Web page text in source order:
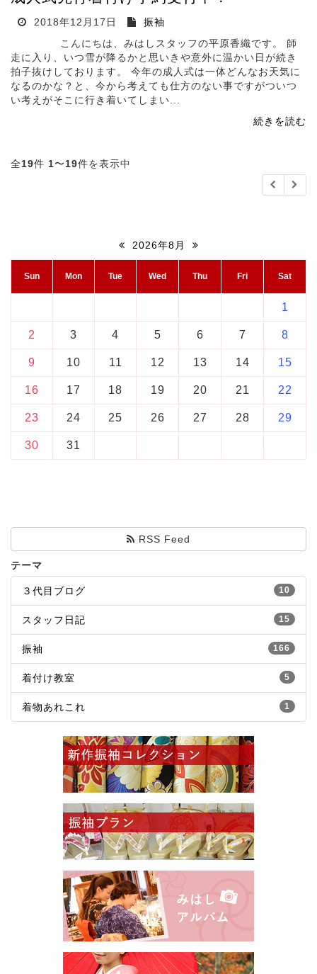
2026年8月
Sun Mon Tue Wed Thu Fri Sat
1
2 3 4 5 6 7 8
9 10 11 12 13 14 15
16 17 18 19 20 21 22
23 24 25 26 27 28 29
30 31
RSS Feed
テーマ
10
３代目ブログ
15
スタッフ日記
166
振袖
5
着付け教室
1
着物あれこれ
2018年12月17日
振袖
こんにちは、みはしスタッフの平原香織です。 師
走に入り、いつ雪が降るかと思いきや意外に温かい日が続き
拍子抜けしております。 今年の成人式は一体どんなお天気に
なるのかな？と、今から考えても仕方のない事ですがついつ
い考えがそこに行き着いてしまい...
続きを読む
全19件 1〜19件を表示中